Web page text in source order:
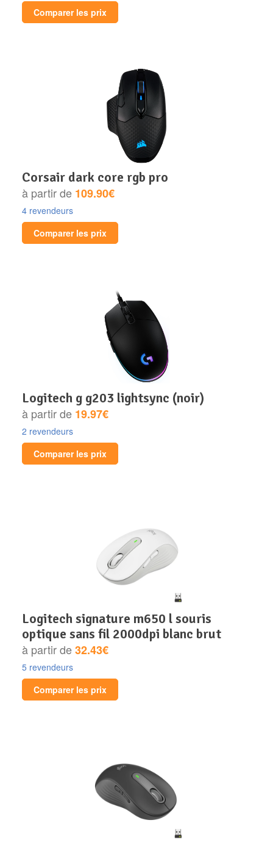
Comparer les prix
corsair dark core rgb pro
à partir de 109.90€
4 revendeurs
Comparer les prix
logitech g g203 lightsync (noir)
à partir de 19.97€
2 revendeurs
Comparer les prix
logitech signature m650 l souris
optique sans fil 2000dpi blanc brut
à partir de32.43€
5 revendeurs
Comparer les prix